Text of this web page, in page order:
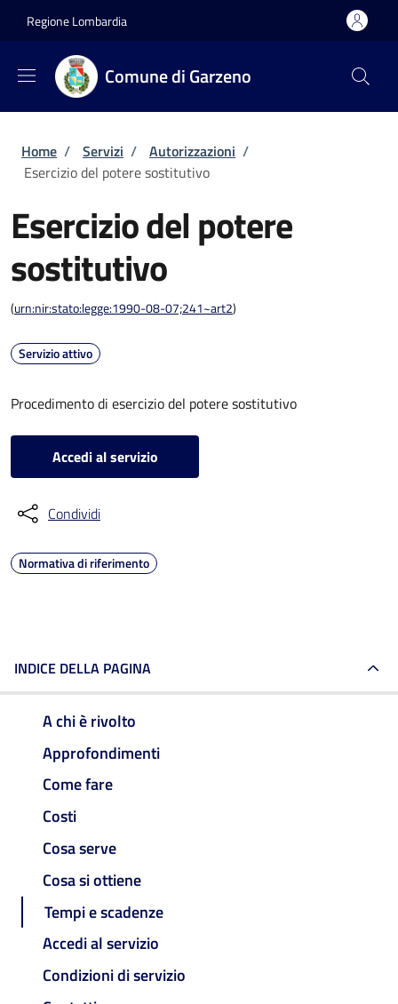
Regione Lombardia
Comune di Garzeno
Briciole di pane
Home / Servizi / Autorizzazioni /
Esercizio del potere sostitutivo
Esercizio del potere
sostitutivo
(urn:nir:stato:legge:1990-08-07;241~art2)
Servizio attivo
Procedimento di esercizio del potere sostitutivo
Accedi al servizio
Condividi
Normativa di riferimento
INDICE DELLA PAGINA
A chi è rivolto
Approfondimenti
Come fare
Costi
Cosa serve
Cosa si ottiene
Tempi e scadenze
Accedi al servizio
Condizioni di servizio